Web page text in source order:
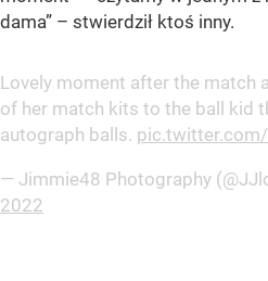
dama” – stwierdził ktoś inny.
Lovely moment after the match
of her match kits to the ball kid
autograph balls.
— Jimmie48 Photography
2022